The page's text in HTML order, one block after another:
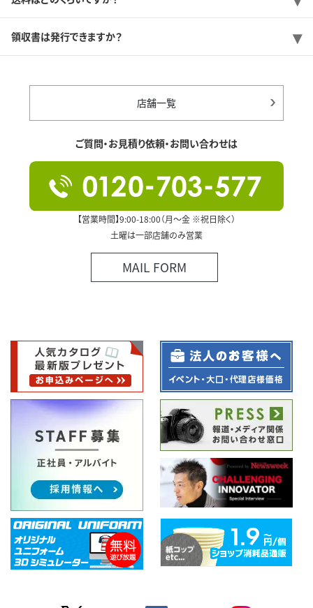
領収書は発行できますか？
店舗一覧
ご質問・お見積り依頼・お問い合わせは
【営業時間】9:00-18:00（月～金 ※祝日除く）
土曜は一部店舗のみ営業
MAIL FORM